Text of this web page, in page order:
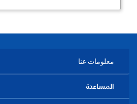
معلومات عنا
المساعدة